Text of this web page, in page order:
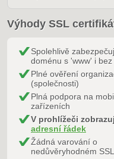
Výhody SSL
Spolehlivě
doménu s 'www' i bez
Plné ověření
(společnosti)
Plná podpora na
zařízeních
V prohlížeči
adresní řádek
Žádná varování o
nedůvěryhodném